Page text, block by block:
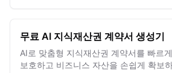
무료 AI 지식재산권 계약서 생성기
AI로 맞춤형 지식재산권 계약서를 빠르
보호하고 비즈니스 자산을 손쉽게 확보